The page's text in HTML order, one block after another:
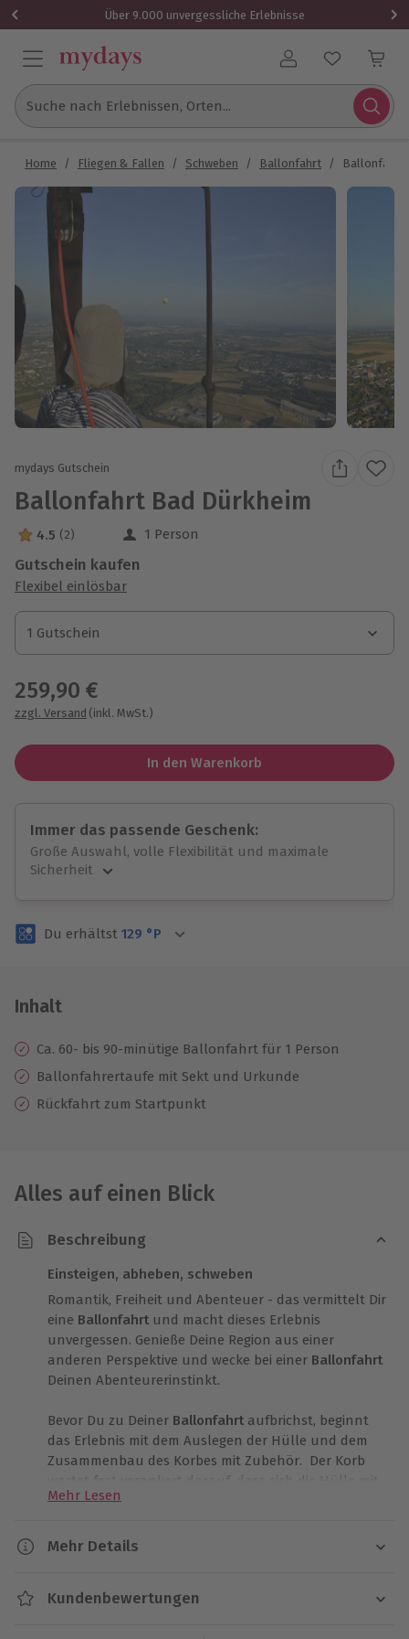
Über 9.000 unvergessliche Erlebnisse
Benutzerkonto
Suche nach Erlebnissen, Orten...
Home / Fliegen & Fallen / Schweben / Ballonfahrt / Ballonfahrt
mydays Gutschein
Ballonfahrt Bad Dürkheim
4.5 Sterne von 5 aus 2 Bewertungen
4.5 (2) 1 Person
Gutschein kaufen
Flexibel einlösbar
1 Gutschein
1 Gutschein
1 Gutschein
259,90 €
zzgl. Versand (inkl. MwSt.)
In den Warenkorb
Immer das passende Geschenk:
Große Auswahl, volle Flexibilität und maximale
Sicherheit
Volle Flexibilität
3 Jahre gültig & verlängerbar.
Du erhältst 129 °P
Inhalt
Ca. 60- bis 90-minütige Ballonfahrt für 1 Person
Ballonfahrertaufe mit Sekt und Urkunde
Rückfahrt zum Startpunkt
Alles auf einen Blick
Beschreibung
Einsteigen, abheben, schweben
Romantik, Freiheit und Abenteuer - das vermittelt Dir
eine Ballonfahrt und macht dieses Erlebnis
unvergessen. Genieße Deine Region aus einer
anderen Perspektive und wecke bei einer Ballonfahrt
Deinen Abenteurerinstinkt.
Bevor Du zu Deiner Ballonfahrt aufbrichst, beginnt
das Erlebnis mit dem Auslegen der Hülle und dem
Zusammenbau des Korbes mit Zubehör. Der Korb
wartet fest verankert darauf, dass sich die Hülle mit
heißer Luft füllt. Sobald genügend Auftrieb
Schwerelos gleitet der Ballon davon, die Richtung
Mehr Lesen
Mehr Details
Ca. 4-5 Stunden (reine Fahrzeit ca. 60-90 Minuten)
Kundenbewertungen